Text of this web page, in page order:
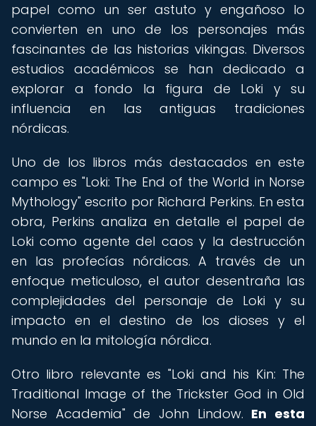
papel como un ser astuto y engañoso lo
convierten en uno de los personajes más
fascinantes de las historias vikingas. Diversos
estudios académicos se han dedicado a
explorar a fondo la figura de Loki y su
influencia en las antiguas tradiciones
nórdicas.
Uno de los libros más destacados en este
campo es "Loki: The End of the World in Norse
Mythology" escrito por Richard Perkins. En esta
obra, Perkins analiza en detalle el papel de
Loki como agente del caos y la destrucción
en las profecías nórdicas. A través de un
enfoque meticuloso, el autor desentraña las
complejidades del personaje de Loki y su
impacto en el destino de los dioses y el
mundo en la mitología nórdica.
Otro libro relevante es "Loki and his Kin: The
Traditional Image of the Trickster God in Old
Norse Academia" de John Lindow. En esta